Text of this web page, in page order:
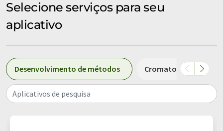
Selecione serviços para seu
aplicativo
Desenvolvimento de métodos Cromatografia líquida
Aplicativos de pesquisa